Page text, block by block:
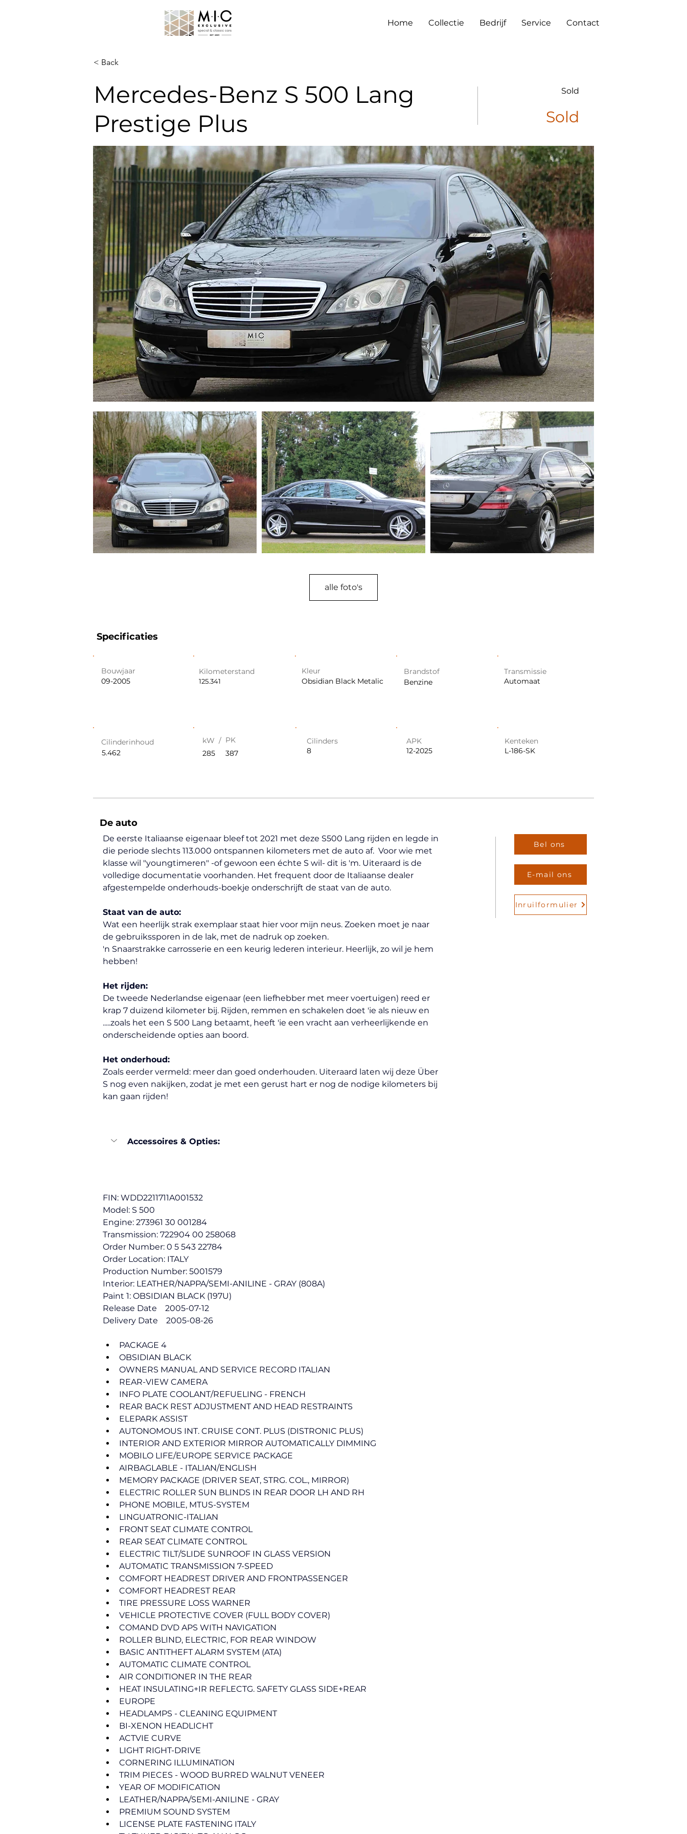
Home Collectie Bedrijf Service Contact
< Back
Mercedes-Benz S 500 Lang
Prestige Plus
Sold
Sold
alle foto's
De auto
De eerste Italiaanse eigenaar bleef tot 2021 met deze S500 Lang rijden en legde in
die periode slechts 113.000 ontspannen kilometers met de auto af.  Voor wie met
klasse wil "youngtimeren" -of gewoon een échte S wil- dit is 'm. Uiteraard is de
volledige documentatie voorhanden. Het frequent door de Italiaanse dealer
afgestempelde onderhouds-boekje onderschrijft de staat van de auto.
Staat van de auto:
Wat een heerlijk strak exemplaar staat hier voor mijn neus. Zoeken moet je naar
de gebruikssporen in de lak, met de nadruk op zoeken.
'n Snaarstrakke carrosserie en een keurig lederen interieur. Heerlijk, zo wil je hem
hebben!
Het rijden:
De tweede Nederlandse eigenaar (een liefhebber met meer voertuigen) reed er
krap 7 duizend kilometer bij. Rijden, remmen en schakelen doet 'ie als nieuw en
.....zoals het een S 500 Lang betaamt, heeft 'ie een vracht aan verheerlijkende en
onderscheidende opties aan boord.
Het onderhoud:
Zoals eerder vermeld: meer dan goed onderhouden. Uiteraard laten wij deze Über
S nog even nakijken, zodat je met een gerust hart er nog de nodige kilometers bij
kan gaan rijden!
Accessoires & Opties:
FIN: WDD2211711A001532
Model: S 500
Engine: 273961 30 001284
Transmission: 722904 00 258068
Order Number: 0 5 543 22784
Order Location: ITALY
Production Number: 5001579
Interior: LEATHER/NAPPA/SEMI-ANILINE - GRAY (808A)
Paint 1: OBSIDIAN BLACK (197U)
Release Date    2005-07-12
Delivery Date    2005-08-26
PACKAGE 4
OBSIDIAN BLACK
OWNERS MANUAL AND SERVICE RECORD ITALIAN
REAR-VIEW CAMERA
INFO PLATE COOLANT/REFUELING - FRENCH
REAR BACK REST ADJUSTMENT AND HEAD RESTRAINTS
ELEPARK ASSIST
AUTONOMOUS INT. CRUISE CONT. PLUS (DISTRONIC PLUS)
INTERIOR AND EXTERIOR MIRROR AUTOMATICALLY DIMMING
MOBILO LIFE/EUROPE SERVICE PACKAGE
AIRBAGLABLE - ITALIAN/ENGLISH
MEMORY PACKAGE (DRIVER SEAT, STRG. COL., MIRROR)
ELECTRIC ROLLER SUN BLINDS IN REAR DOOR LH AND RH
PHONE MOBILE, MTUS-SYSTEM
LINGUATRONIC-ITALIAN
FRONT SEAT CLIMATE CONTROL
REAR SEAT CLIMATE CONTROL
ELECTRIC TILT/SLIDE SUNROOF IN GLASS VERSION
AUTOMATIC TRANSMISSION 7-SPEED
COMFORT HEADREST DRIVER AND FRONTPASSENGER
COMFORT HEADREST REAR
TIRE PRESSURE LOSS WARNER
VEHICLE PROTECTIVE COVER (FULL BODY COVER)
COMAND DVD APS WITH NAVIGATION
ROLLER BLIND, ELECTRIC, FOR REAR WINDOW
BASIC ANTITHEFT ALARM SYSTEM (ATA)
AUTOMATIC CLIMATE CONTROL
AIR CONDITIONER IN THE REAR
HEAT INSULATING+IR REFLECTG. SAFETY GLASS SIDE+REAR
EUROPE
HEADLAMPS - CLEANING EQUIPMENT
BI-XENON HEADLICHT
ACTVIE CURVE
LIGHT RIGHT-DRIVE
CORNERING ILLUMINATION
TRIM PIECES - WOOD BURRED WALNUT VENEER
YEAR OF MODIFICATION
LEATHER/NAPPA/SEMI-ANILINE - GRAY
PREMIUM SOUND SYSTEM
LICENSE PLATE FASTENING ITALY
Bel ons
E-mail ons
Inruilformulier
Specificaties
Bouwjaar
09-2005
Kilometerstand
125.341
Kleur
Obsidian Black Metalic
Brandstof
Benzine
Transmissie
Automaat
Cilinderinhoud
5.462
kW /
285
PK
387
Cilinders
8
APK
12-2025
Kenteken
L-186-SK